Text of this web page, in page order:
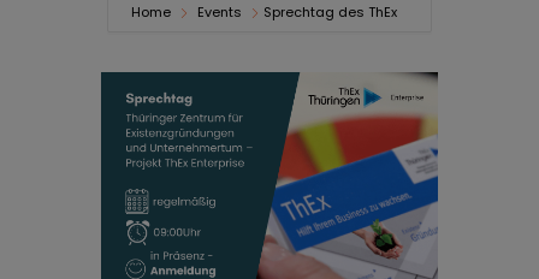
Home Events Sprechtag des ThEx